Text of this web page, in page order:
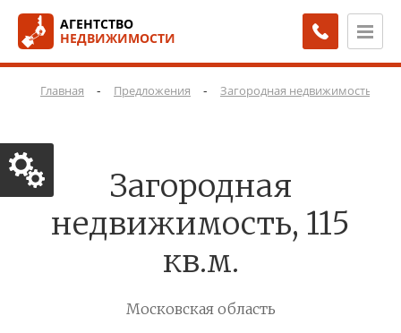
АГЕНТСТВО
НЕДВИЖИМОСТИ
Главная - Предложения - Загородная недвижимость
Загородная
недвижимость, 115
кв.м.
Московская область